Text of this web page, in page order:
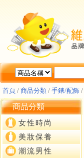
首頁 / 商品分類 / 手錶/配飾 /
商品分類
女性時尚
美妝保養
潮流男性